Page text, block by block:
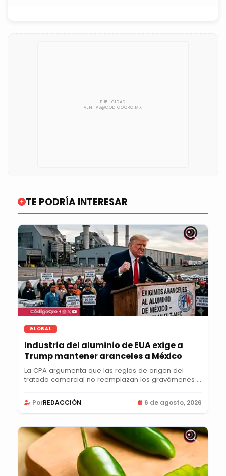
TE PODRÍA INTERESAR
GLOBAL
Industria del aluminio de EUA exige a
Trump mantener aranceles a México
La CPA argumenta que las reglas de origen del
tratado comercial no reemplazan los gravámenes y
PorREDACCIÓN 6 de agosto, 2026